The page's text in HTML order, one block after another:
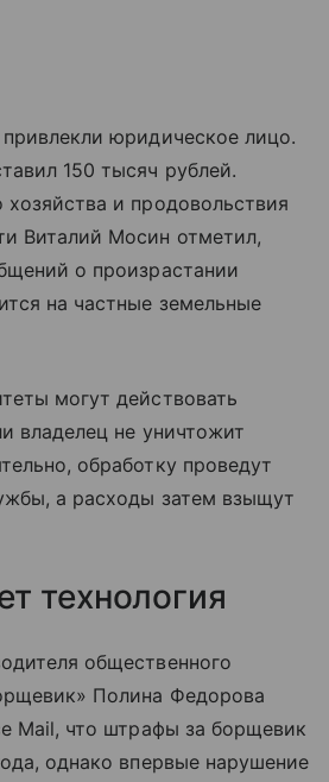
юридическое лицо.
150 тысяч рублей.
и продовольствия
Виталий Мосин отметил,
о произрастании
на частные земельные
могут действовать
владелец не уничтожит
обработку проведут
а расходы затем взыщут
технология
общественного
Полина Федорова
Mail, что штрафы за борщевик
однако впервые нарушение